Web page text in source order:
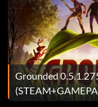
Grounded